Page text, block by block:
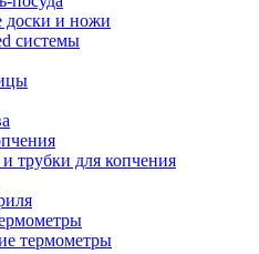
доски и ножи
системы
трубки для копчения
термометры